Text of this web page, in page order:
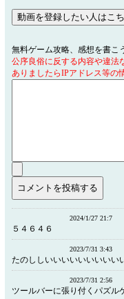
無料ゲーム攻略、感想を書こ
公序良俗に反する内容や違法
ありましたらIPアドレス等の
2024/1/27 21:7
５４６４６
2023/7/31 3:43
たのししいいいいいいいいい
2023/7/31 2:56
ツールバーに張り付くパズル